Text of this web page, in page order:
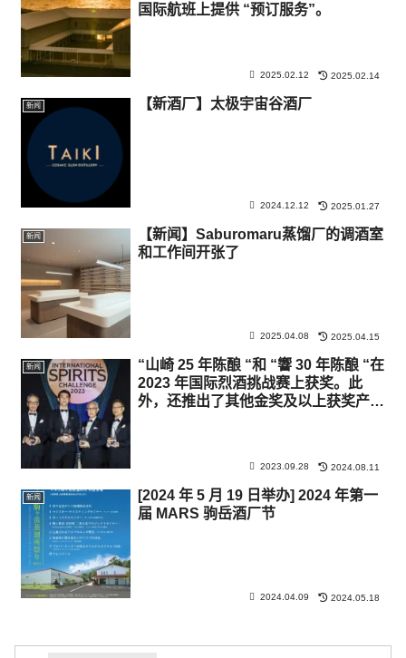
国际航班上提供 “预订服务”。
2025.02.12 2025.02.14
新闻 【新酒厂】太极宇宙谷酒厂
2024.12.12 2025.01.27
新闻
【新闻】Saburomaru蒸馏厂的调酒室
和工作间开张了
2025.04.08 2025.04.15
新闻
“山崎 25 年陈酿 “和 “響 30 年陈酿 “在
2023 年国际烈酒挑战赛上获奖。此
外，还推出了其他金奖及以上获奖产
2023.09.28 2024.08.11
新闻
[2024 年 5 月 19 日举办] 2024 年第一
届 MARS 驹岳酒厂节
2024.04.09 2024.05.18